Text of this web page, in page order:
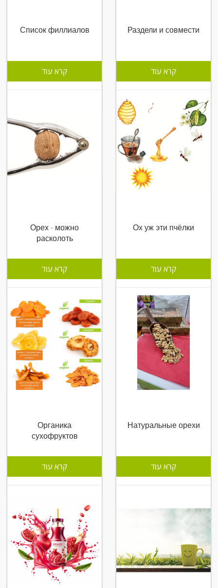
Раздели и совмести
קרא עוד
Список филлиалов
קרא עוד
Ох уж эти пчёлки
קרא עוד
Орех - можно
расколоть
קרא עוד
Натуральные орехи
קרא עוד
Органика
сухофруктов
קרא עוד